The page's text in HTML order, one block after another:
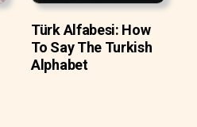
Türk Alfabesi: How
To Say The Turkish
Alphabet